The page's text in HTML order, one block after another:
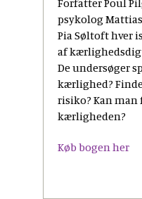
Forfatter Poul
psykolog
Pia Søltoft hver
af
De undersøger
kærlighed?
risiko? Kan
kærligheden?
Køb bogen her